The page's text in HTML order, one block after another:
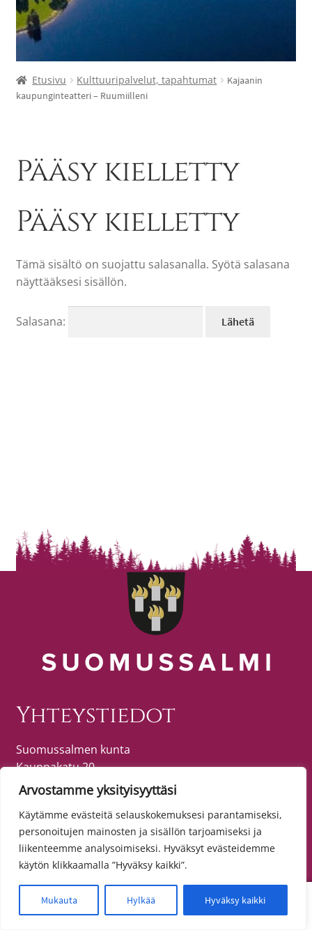
Arvostamme yksityisyyttäsi
Käytämme evästeitä selauskokemuksesi parantamiseksi,
personoitujen mainosten ja sisällön tarjoamiseksi ja
liikenteemme analysoimiseksi. Hyväksyt evästeidemme
käytön klikkaamalla ”Hyväksy kaikki”.
Mukauta Hylkää Hyväksy kaikki
Etusivu Kulttuuripalvelut, tapahtumat
Kajaanin
kaupunginteatteri – Ruumiilleni
Pääsy kielletty
Pääsy kielletty
Tämä sisältö on suojattu salasanalla. Syötä salasana
näyttääksesi sisällön.
Salasana:
Yhteystiedot
Suomussalmen kunta
Kauppakatu 20
89600 SUOMUSSALMI
puh. (08) 615 55 51 (vaihde)
Tietosuoja
Toimitusehdot
Tietosuojaseloste
Etsi:
Haku